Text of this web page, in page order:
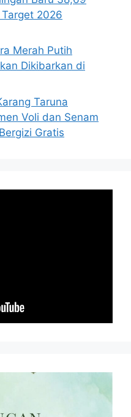
2026
Merah Putih
Dikibarkan di
Taruna
Voli dan Senam
Gratis